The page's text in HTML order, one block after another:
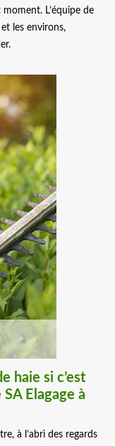
L’équipe de
les environs,
haie si c’est
Elagage à
à l’abri des regards